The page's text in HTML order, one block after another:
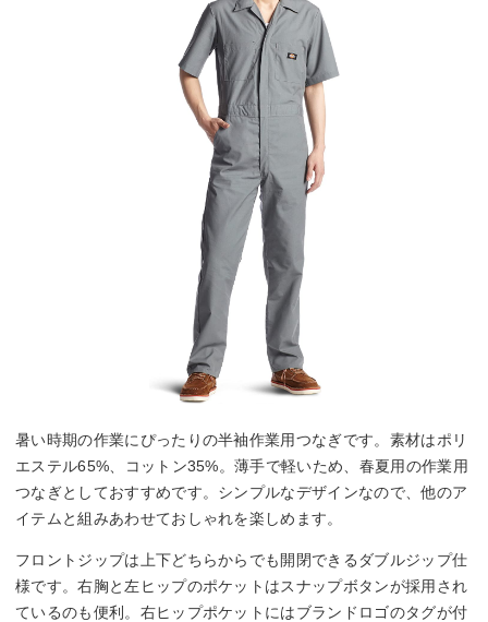
暑い時期の作業にぴったりの半袖作業用つなぎです。素材はポリ
エステル65%、コットン35%。薄手で軽いため、春夏用の作業用
つなぎとしておすすめです。シンプルなデザインなので、他のア
イテムと組みあわせておしゃれを楽しめます。
フロントジップは上下どちらからでも開閉できるダブルジップ仕
様です。右胸と左ヒップのポケットはスナップボタンが採用され
ているのも便利。右ヒップポケットにはブランドロゴのタグが付